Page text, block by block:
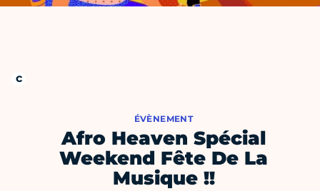
ÉVÈNEMENT
Afro Heaven Spécial
Weekend Fête De La
Musique !!